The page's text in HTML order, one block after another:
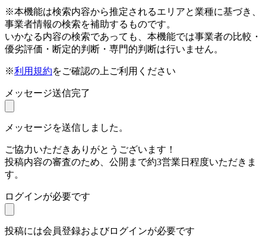
※本機能は検索内容から推定されるエリアと業種に基づき、
事業者情報の検索を補助するものです。
いかなる内容の検索であっても、本機能では事業者の比較・
優劣評価・断定的判断・専門的判断は行いません。
※利用規約をご確認の上ご利用ください
メッセージ送信完了
メッセージを送信しました。
ご協力いただきありがとうございます！
投稿内容の審査のため、公開まで約3営業日程度いただきま
す。
ログインが必要です
投稿には会員登録およびログインが必要です